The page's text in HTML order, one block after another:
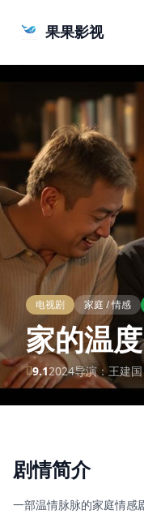
果果影视
电视剧 家庭 / 情感
家的温度
9.12024导演：王建国
剧情简介
一部温情脉脉的家庭情感